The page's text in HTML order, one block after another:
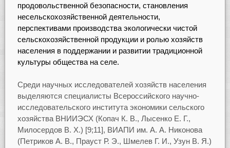
продовольственной безопасности, становления
несельскохозяйственной деятельности,
перспективами производства экологически чистой
сельскохозяйственной продукции и ролью хозяйств
населения в поддержании и развитии традиционной
культуры общества на селе.
Среди научных исследователей хозяйств населения
выделяются специалисты Всероссийского научно-
исследовательского института экономики сельского
хозяйства ВНИИЭСХ (Копач К. В., Лысенко Е. Г.,
Милосердов В. Х.) [9;11], ВИАПИ им. А. А. Никонова
(Петриков А. В., Прауст Р. Э., Шмелев Г. И., Узун В. Я.)